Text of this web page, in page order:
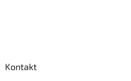
Kontakt